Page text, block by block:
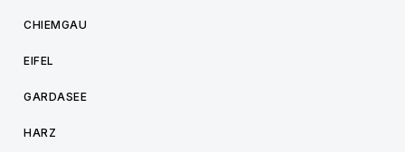
CHIEMGAU
EIFEL
GARDASEE
HARZ